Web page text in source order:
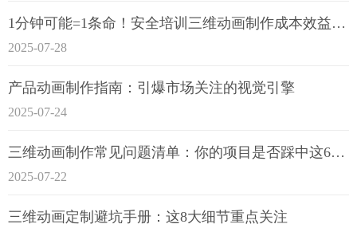
1分钟可能=1条命！安全培训三维动画制作成本效益深度拆解
2025-07-28
产品动画制作指南：引爆市场关注的视觉引擎
2025-07-24
三维动画制作常见问题清单：你的项目是否踩中这6大技术雷区？
2025-07-22
三维动画定制避坑手册：这8大细节重点关注